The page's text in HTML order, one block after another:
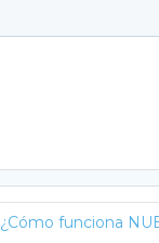
¿Cómo funciona